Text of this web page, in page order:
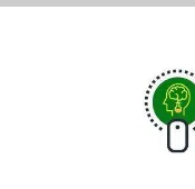
Skip